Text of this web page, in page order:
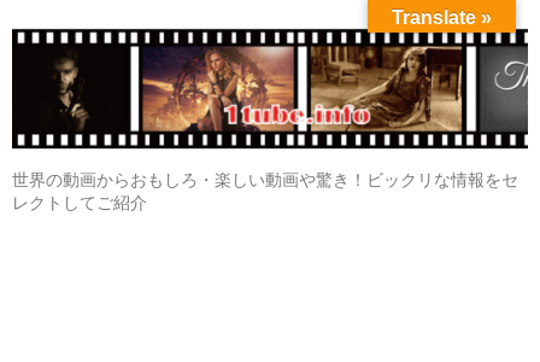
世界の動画からおもしろ・楽しい動画や驚き！ビックリな情報をセ
レクトしてご紹介
Translate »